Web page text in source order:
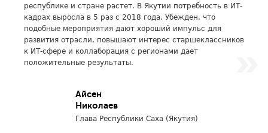
республике и стране растет. В Якутии потребность в ИТ-
кадрах выросла в 5 раз с 2018 года. Убежден, что
подобные мероприятия дают хороший импульс для
развития отрасли, повышают интерес старшеклассников
к ИТ-сфере и коллаборация с регионами дает
положительные результаты.
Айсен
Николаев
Глава Республики Саха (Якутия)